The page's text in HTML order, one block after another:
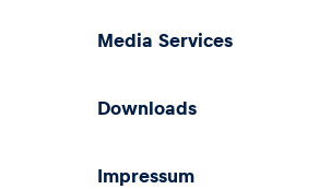
Media Services
Downloads
Impressum